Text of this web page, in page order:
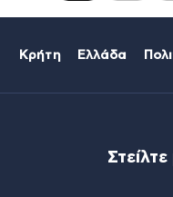
Κρήτη Ελλάδα